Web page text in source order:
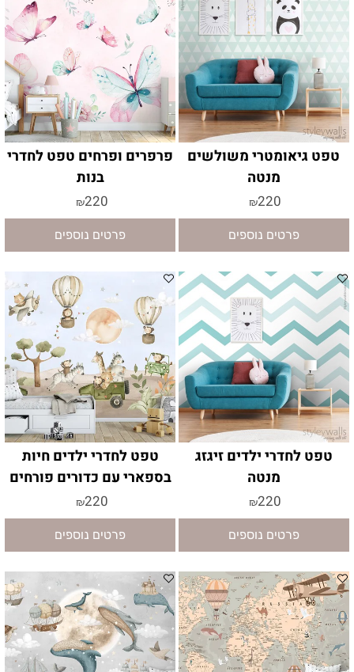
טפט גיאומטרי משולשים
מנטה
₪220
פרטים נוספים
פרפרים ופרחים טפט לחדרי
בנות
₪220
פרטים נוספים
טפט לחדרי ילדים זיגזג
מנטה
₪220
פרטים נוספים
טפט לחדרי ילדים חיות
בספארי עם כדורים פורחים
₪220
פרטים נוספים